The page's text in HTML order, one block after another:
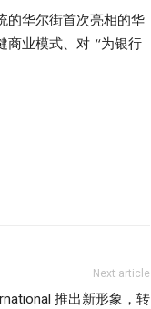
的华尔街首次亮相的华
商业模式、对 “为银行
Next article
推出新形象，转